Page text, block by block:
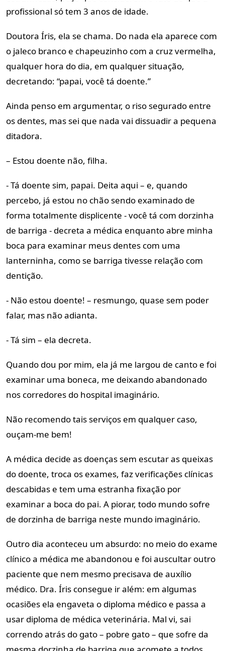
profissional só tem 3 anos de idade.
Doutora Íris, ela se chama. Do nada ela aparece com
o jaleco branco e chapeuzinho com a cruz vermelha,
qualquer hora do dia, em qualquer situação,
decretando: “papai, você tá doente.”
Ainda penso em argumentar, o riso segurado entre
os dentes, mas sei que nada vai dissuadir a pequena
ditadora.
– Estou doente não, filha.
- Tá doente sim, papai. Deita aqui – e, quando
percebo, já estou no chão sendo examinado de
forma totalmente displicente - você tá com dorzinha
de barriga - decreta a médica enquanto abre minha
boca para examinar meus dentes com uma
lanterninha, como se barriga tivesse relação com
dentição.
- Não estou doente! – resmungo, quase sem poder
falar, mas não adianta.
- Tá sim – ela decreta.
Quando dou por mim, ela já me largou de canto e foi
examinar uma boneca, me deixando abandonado
nos corredores do hospital imaginário.
Não recomendo tais serviços em qualquer caso,
ouçam-me bem!
A médica decide as doenças sem escutar as queixas
do doente, troca os exames, faz verificações clínicas
descabidas e tem uma estranha fixação por
examinar a boca do pai. A piorar, todo mundo sofre
de dorzinha de barriga neste mundo imaginário.
Outro dia aconteceu um absurdo: no meio do exame
clínico a médica me abandonou e foi auscultar outro
paciente que nem mesmo precisava de auxílio
médico. Dra. Íris consegue ir além: em algumas
ocasiões ela engaveta o diploma médico e passa a
usar diploma de médica veterinária. Mal vi, sai
correndo atrás do gato – pobre gato – que sofre da